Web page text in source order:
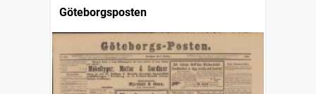
Göteborgsposten